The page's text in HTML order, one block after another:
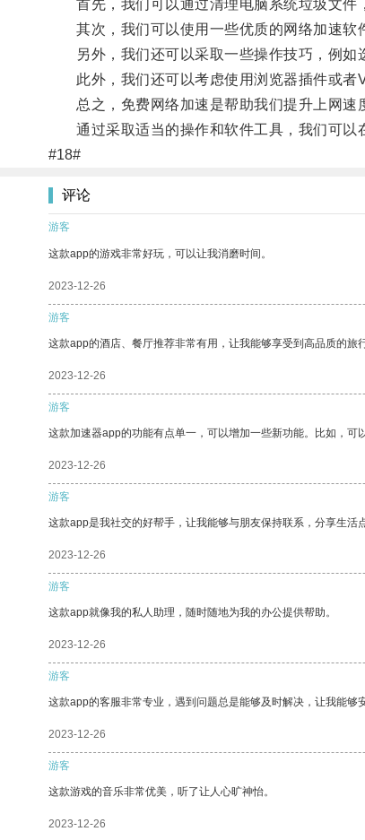
首先，我们可以通过清理电脑系统垃圾文件
其次，我们可以使用一些优质的网络加速软
另外，我们还可以采取一些操作技巧，例如
此外，我们还可以考虑使用浏览器插件或者
总之，免费网络加速是帮助我们提升上网速
通过采取适当的操作和软件工具，我们可以
#18#
评论
游客
这款app的游戏非常好玩，可以让我消磨时间。
2023-12-26
游客
这款app的酒店、餐厅推荐非常有用，让我能够享受到高品质的旅
2023-12-26
游客
这款加速器app的功能有点单一，可以增加一些新功能。比如，可
2023-12-26
游客
这款app是我社交的好帮手，让我能够与朋友保持联系，分享生活点
2023-12-26
游客
这款app就像我的私人助理，随时随地为我的办公提供帮助。
2023-12-26
游客
这款app的客服非常专业，遇到问题总是能够及时解决，让我能够
2023-12-26
游客
这款游戏的音乐非常优美，听了让人心旷神怡。
2023-12-26